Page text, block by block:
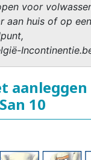
voor
aan huis of op een
aanleggen
10